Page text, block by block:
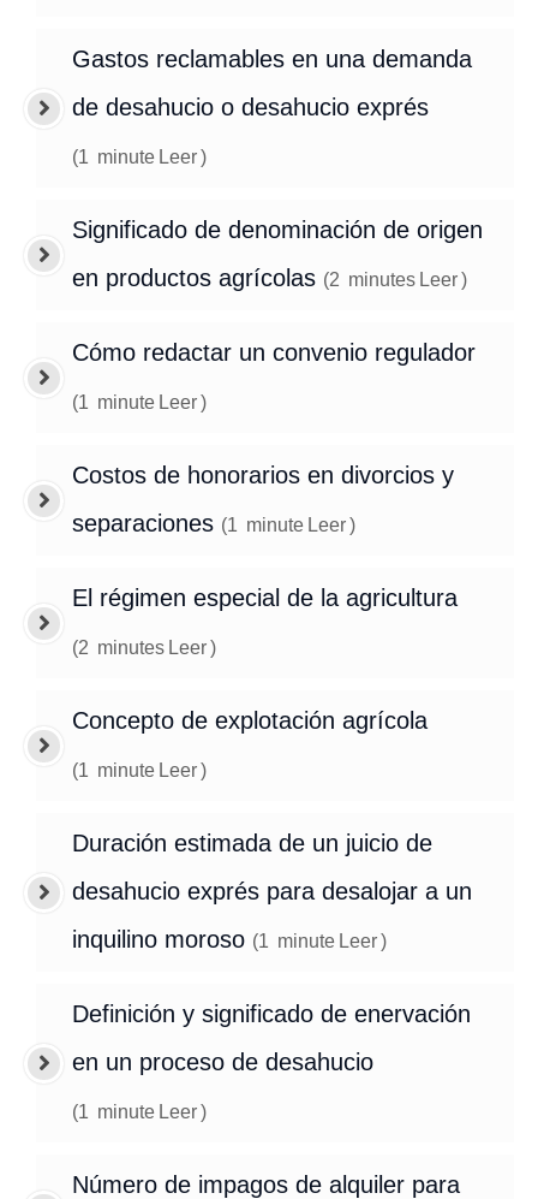
Gastos reclamables en una demanda
de desahucio o desahucio exprés
(1 minute Leer)
Significado de denominación de origen
en productos agrícolas (2 minutes Leer)
Cómo redactar un convenio regulador
(1 minute Leer)
Costos de honorarios en divorcios y
separaciones (1 minute Leer)
El régimen especial de la agricultura
(2 minutes Leer)
Concepto de explotación agrícola
(1 minute Leer)
Duración estimada de un juicio de
desahucio exprés para desalojar a un
inquilino moroso (1 minute Leer)
Definición y significado de enervación
en un proceso de desahucio
(1 minute Leer)
Número de impagos de alquiler para